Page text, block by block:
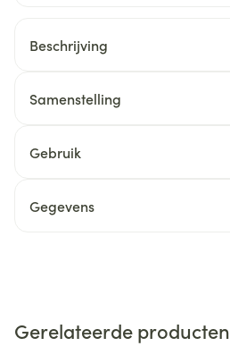
Beschrijving
Samenstelling
Gebruik
Gegevens
Gerelateerde producten